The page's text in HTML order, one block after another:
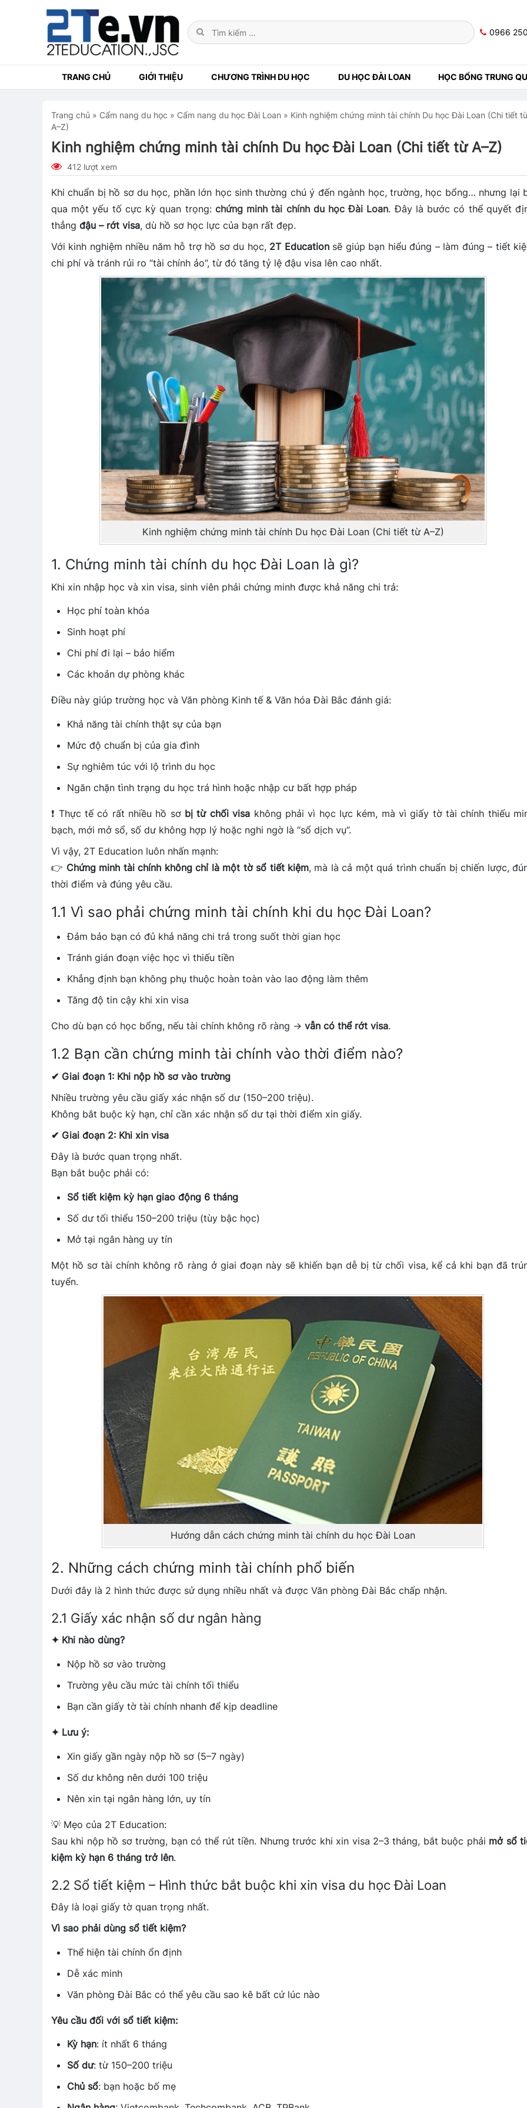
0966
TRANG CHỦ GIỚI THIỆU CHƯƠNG TRÌNH DU HỌC DU HỌC ĐÀI LOAN HỌC BỔNG TRUNG
Trang chủ » Cẩm nang du học » Cẩm nang du học Đài Loan » Kinh nghiệm chứng minh tài chính Du học Đài Loan (Chi tiết
A–Z)
Kinh nghiệm chứng minh tài chính Du học Đài Loan (Chi tiết từ A–Z)
412 lượt xem
Khi chuẩn bị hồ sơ du học, phần lớn học sinh thường chú ý đến ngành học, trường, học bổng… nhưng lại
qua một yếu tố cực kỳ quan trọng: chứng minh tài chính du học Đài Loan. Đây là bước có thể quyết
thẳng đậu – rớt visa, dù hồ sơ học lực của bạn rất đẹp.
Với kinh nghiệm nhiều năm hỗ trợ hồ sơ du học, 2T Educationsẽ giúp bạn hiểu đúng – làm đúng – tiết
chi phí và tránh rủi ro “tài chính ảo”, từ đó tăng tỷ lệ đậu visa lên cao nhất.
Kinh nghiệm chứng minh tài chính Du học Đài Loan (Chi tiết từ A–Z)
1. Chứng minh tài chính du học Đài Loan là gì?
Khi xin nhập học và xin visa, sinh viên phải chứng minh được khả năng chi trả:
Học phí toàn khóa
Sinh hoạt phí
Chi phí đi lại – bảo hiểm
Các khoản dự phòng khác
Điều này giúp trường học và Văn phòng Kinh tế & Văn hóa Đài Bắc đánh giá:
Khả năng tài chính thật sự của bạn
Mức độ chuẩn bị của gia đình
Sự nghiêm túc với lộ trình du học
Ngăn chặn tình trạng du học trá hình hoặc nhập cư bất hợp pháp
❗ Thực tế có rất nhiều hồ sơ bị từ chối visa không phải vì học lực kém, mà vì giấy tờ tài chính thiếu
bạch, mới mở sổ, số dư không hợp lý hoặc nghi ngờ là “sổ dịch vụ”.
Vì vậy, 2T Education luôn nhấn mạnh:
👉 Chứng minh tài chính không chỉ là một tờ sổ tiết kiệm, mà là cả một quá trình chuẩn bị chiến lược,
thời điểm và đúng yêu cầu.
1.1 Vì sao phải chứng minh tài chính khi du học Đài Loan?
Đảm bảo bạn có đủ khả năng chi trả trong suốt thời gian học
Tránh gián đoạn việc học vì thiếu tiền
Khẳng định bạn không phụ thuộc hoàn toàn vào lao động làm thêm
Tăng độ tin cậy khi xin visa
Cho dù bạn có học bổng, nếu tài chính không rõ ràng → vẫn có thể rớt visa.
1.2 Bạn cần chứng minh tài chính vào thời điểm nào?
✔ Giai đoạn 1: Khi nộp hồ sơ vào trường
Nhiều trường yêu cầu giấy xác nhận số dư (150–200 triệu).
Không bắt buộc kỳ hạn, chỉ cần xác nhận số dư tại thời điểm xin giấy.
✔ Giai đoạn 2: Khi xin visa
Đây là bước quan trọng nhất.
Bạn bắt buộc phải có:
Sổ tiết kiệm kỳ hạn giao động 6 tháng
Số dư tối thiểu 150–200 triệu (tùy bậc học)
Mở tại ngân hàng uy tín
Một hồ sơ tài chính không rõ ràng ở giai đoạn này sẽ khiến bạn dễ bị từ chối visa, kể cả khi bạn đã
tuyển.
Hướng dẫn cách chứng minh tài chính du học Đài Loan
2. Những cách chứng minh tài chính phổ biến
Dưới đây là 2 hình thức được sử dụng nhiều nhất và được Văn phòng Đài Bắc chấp nhận.
2.1 Giấy xác nhận số dư ngân hàng
✦ Khi nào dùng?
Nộp hồ sơ vào trường
Trường yêu cầu mức tài chính tối thiểu
Bạn cần giấy tờ tài chính nhanh để kịp deadline
✦ Lưu ý:
Xin giấy gần ngày nộp hồ sơ (5–7 ngày)
Số dư không nên dưới 100 triệu
Nên xin tại ngân hàng lớn, uy tín
💡 Mẹo của 2T Education:
Sau khi nộp hồ sơ trường, bạn có thể rút tiền. Nhưng trước khi xin visa 2–3 tháng, bắt buộc phải mở sổ
kiệm kỳ hạn 6 tháng trở lên.
2.2 Sổ tiết kiệm – Hình thức bắt buộc khi xin visa du học Đài Loan
Đây là loại giấy tờ quan trọng nhất.
Vì sao phải dùng sổ tiết kiệm?
Thể hiện tài chính ổn định
Dễ xác minh
Văn phòng Đài Bắc có thể yêu cầu sao kê bất cứ lúc nào
Yêu cầu đối với sổ tiết kiệm:
Kỳ hạn: ít nhất 6 tháng
Số dư: từ 150–200 triệu
Chủ sổ: bạn hoặc bố mẹ